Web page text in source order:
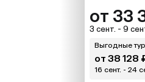
от 33
3 сент. - 9
Выгодные
от 38 128
16 сент. - 24